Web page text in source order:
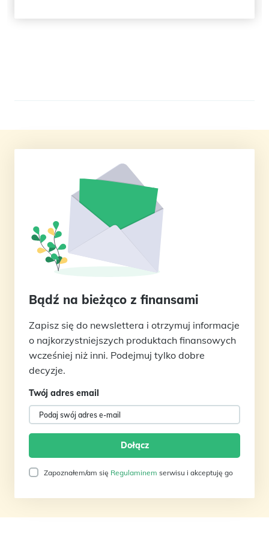
Bądź na bieżąco z finansami
Zapisz się do newslettera i otrzymuj informacje
o najkorzystniejszych produktach finansowych
wcześniej niż inni. Podejmuj tylko dobre
decyzje.
Twój adres email
Zapoznałem/am się Regulaminem serwisu i akceptuję go